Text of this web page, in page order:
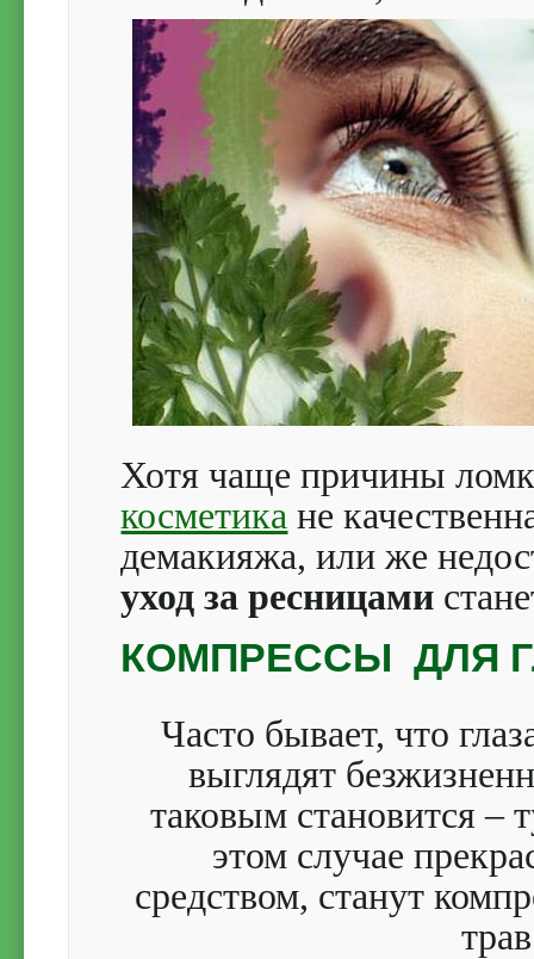
Хотя чаще причины
косметика не
демакияжа, или же
уход за ресницами
КОМПРЕССЫ ДЛЯ
Часто бывает, что
выглядят
таковым становится
этом случае
средством, станут